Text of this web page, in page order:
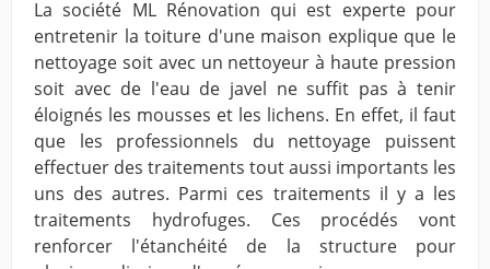
La société ML Rénovation qui est experte pour
entretenir la toiture d'une maison explique que le
nettoyage soit avec un nettoyeur à haute pression
soit avec de l'eau de javel ne suffit pas à tenir
éloignés les mousses et les lichens. En effet, il faut
que les professionnels du nettoyage puissent
effectuer des traitements tout aussi importants les
uns des autres. Parmi ces traitements il y a les
traitements hydrofuges. Ces procédés vont
renforcer l'étanchéité de la structure pour